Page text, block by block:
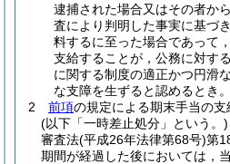
逮捕された場合又はその者か
査により判明した事実に基づ
料するに至った場合であって
支給することが，公務に対す
に関する制度の適正かつ円滑
な支障を生ずると認めるとき。
2
前項の規定による期末手当の
(以下「一時差止処分」という。)
審査法(平成26年法律第68号)第
期間が経過した後においては，